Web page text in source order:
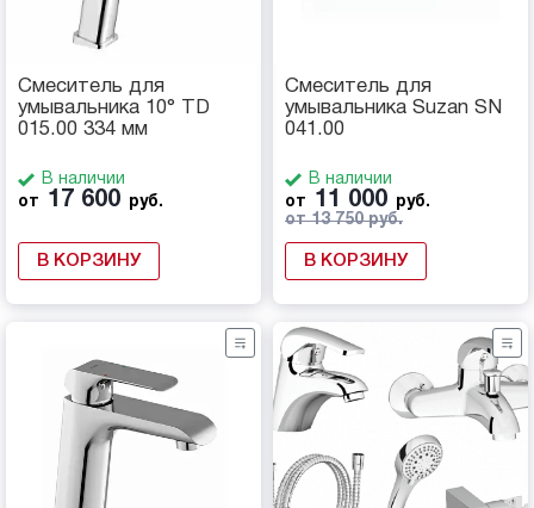
Смеситель для
умывальника 10° TD
015.00 334 мм
В наличии
от
17 600 руб.
В КОРЗИНУ
Смеситель для
умывальника Suzan SN
041.00
В наличии
от
11 000
руб.
от 13 750 руб.
В КОРЗИНУ